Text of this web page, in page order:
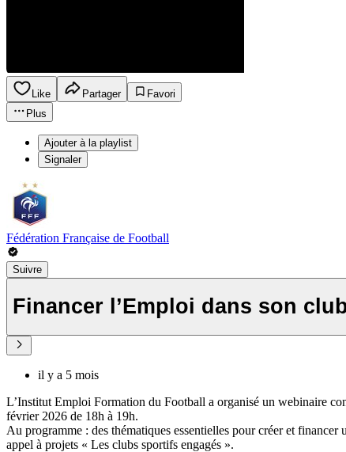
Like Partager
Favori
Plus
Ajouter à la playlist
Signaler
Fédération Française de Football
Suivre
Financer l’Emploi dans son
il y a 5 mois
L’Institut Emploi Formation du Football a organisé un webinaire
février 2026 de 18h à 19h.
Au programme : des thématiques essentielles pour créer et
appel à projets « Les clubs sportifs engagés ».